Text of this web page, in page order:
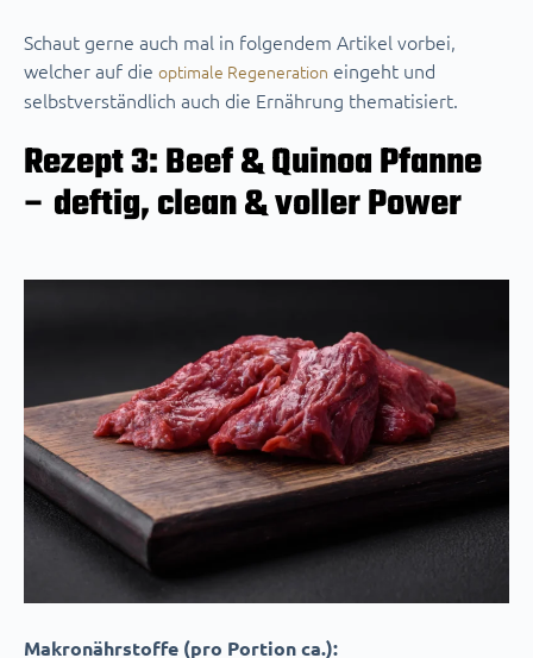
Schaut gerne auch mal in folgendem Artikel vorbei,
welcher auf die optimale Regeneration eingeht und
selbstverständlich auch die Ernährung thematisiert.
Rezept 3: Beef & Quinoa Pfanne
– deftig, clean & voller Power
Makronährstoffe (pro Portion ca.):